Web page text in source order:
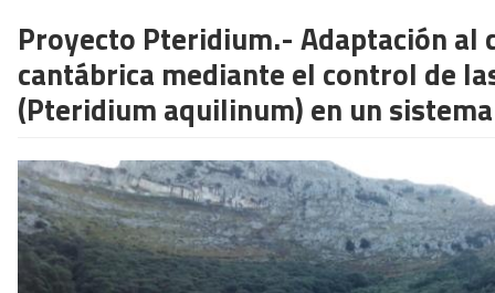
Proyecto Pteridium.- Adaptación
cantábrica mediante el control de
(Pteridium aquilinum) en un